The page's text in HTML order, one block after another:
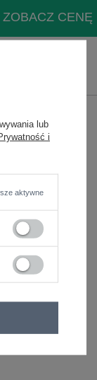
CENĘ
lub
i
aktywne